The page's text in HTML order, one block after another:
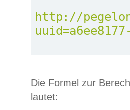
http://
Die Formel zur
lautet: